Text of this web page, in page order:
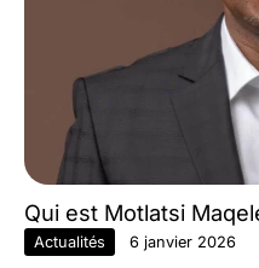
Qui est Motlatsi
Actualités 6 janvier 2026